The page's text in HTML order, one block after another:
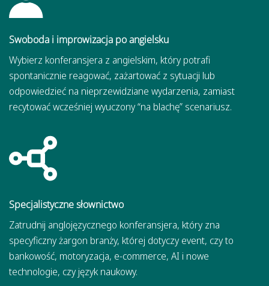
Swoboda i improwizacja po angielsku
Wybierz konferansjera z angielskim, który potrafi
spontanicznie reagować, zażartować z sytuacji lub
odpowiedzieć na nieprzewidziane wydarzenia, zamiast
recytować wcześniej wyuczony “na blachę” scenariusz.
Specjalistyczne słownictwo
Zatrudnij anglojęzycznego konferansjera, który zna
specyficzny żargon branży, której dotyczy event, czy to
bankowość, motoryzacja, e-commerce, AI i nowe
technologie, czy język naukowy.